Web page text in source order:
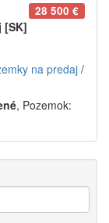
28 500 €
[SK]
na predaj /
, Pozemok: